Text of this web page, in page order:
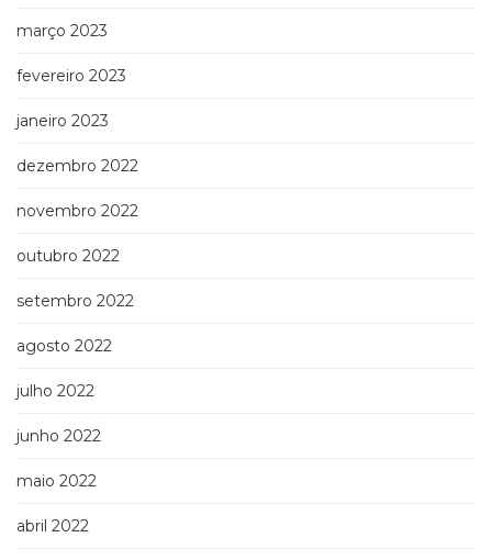
março 2023
fevereiro 2023
janeiro 2023
dezembro 2022
novembro 2022
outubro 2022
setembro 2022
agosto 2022
julho 2022
junho 2022
maio 2022
abril 2022